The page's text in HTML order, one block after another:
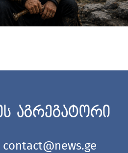
აგრეგატორი
contact@news.ge